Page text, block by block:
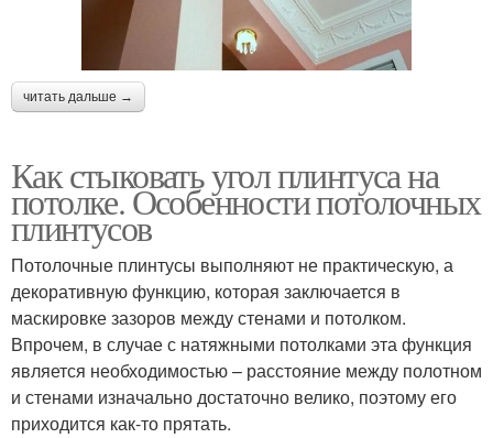
читать дальше →
Как стыковать угол плинтуса на
потолке. Особенности потолочных
плинтусов
Потолочные плинтусы выполняют не практическую, а
декоративную функцию, которая заключается в
маскировке зазоров между стенами и потолком.
Впрочем, в случае с натяжными потолками эта функция
является необходимостью – расстояние между полотном
и стенами изначально достаточно велико, поэтому его
приходится как-то прятать.